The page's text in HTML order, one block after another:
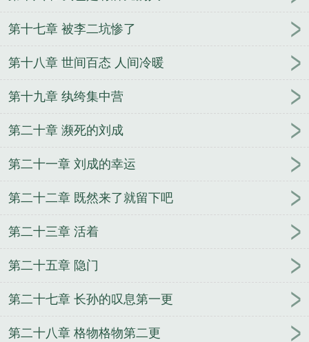
第十七章 被李二坑惨了
第十八章 世间百态 人间冷暖
第十九章 纨绔集中营
第二十章 濒死的刘成
第二十一章 刘成的幸运
第二十二章 既然来了就留下吧
第二十三章 活着
第二十五章 隐门
第二十七章 长孙的叹息第一更
第二十八章 格物格物第二更